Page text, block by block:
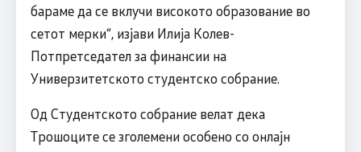
бараме да се вклучи високото образование во
сетот мерки“, изјави Илија Колев-
Потпретседател за финансии на
Универзитетското студентско собрание.
Од Студентското собрание велат дека
Трошоците се зголемени особено со онлајн